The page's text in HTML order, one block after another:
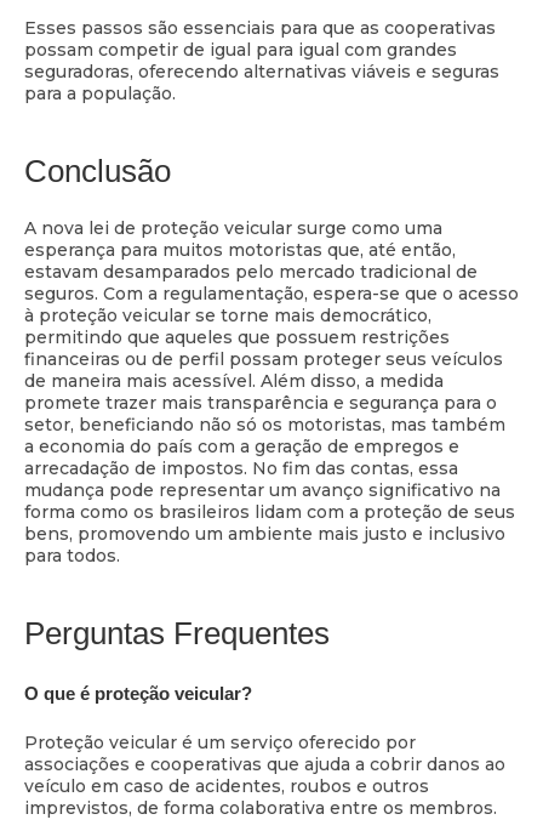
Esses passos são essenciais para que as cooperativas
possam competir de igual para igual com grandes
seguradoras, oferecendo alternativas viáveis e seguras
para a população.
Conclusão
A nova lei de proteção veicular surge como uma
esperança para muitos motoristas que, até então,
estavam desamparados pelo mercado tradicional de
seguros. Com a regulamentação, espera-se que o acesso
à proteção veicular se torne mais democrático,
permitindo que aqueles que possuem restrições
financeiras ou de perfil possam proteger seus veículos
de maneira mais acessível. Além disso, a medida
promete trazer mais transparência e segurança para o
setor, beneficiando não só os motoristas, mas também
a economia do país com a geração de empregos e
arrecadação de impostos. No fim das contas, essa
mudança pode representar um avanço significativo na
forma como os brasileiros lidam com a proteção de seus
bens, promovendo um ambiente mais justo e inclusivo
para todos.
Perguntas Frequentes
O que é proteção veicular?
Proteção veicular é um serviço oferecido por
associações e cooperativas que ajuda a cobrir danos ao
veículo em caso de acidentes, roubos e outros
imprevistos, de forma colaborativa entre os membros.